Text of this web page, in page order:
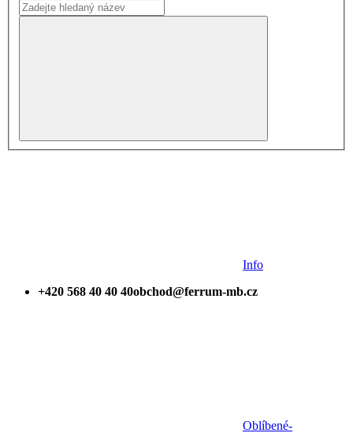
Info
+420 568 40 40 40obchod@ferrum-mb.cz
Oblíbené-